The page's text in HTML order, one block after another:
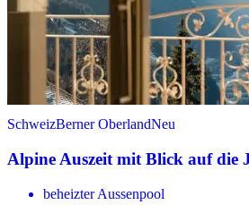
SchweizBerner OberlandNeu
Alpine Auszeit mit Blick auf die
beheizter Aussenpool